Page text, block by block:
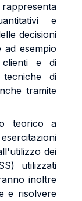
e
decisioni
ad esempio
clienti e di
tecniche di
tramite
teorico a
dei
utilizzati
inoltre
e risolvere